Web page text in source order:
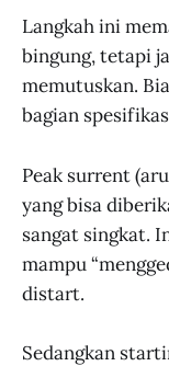
Langkah ini
bingung, tetapi
memutuskan.
bagian
Peak surrent
yang bisa
sangat singkat.
mampu
distart.
Sedangkan